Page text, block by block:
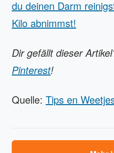
du deinen Darm
Kilo abnimmst!
Dir gefällt dieser
Pinterest!
Quelle: Tips en